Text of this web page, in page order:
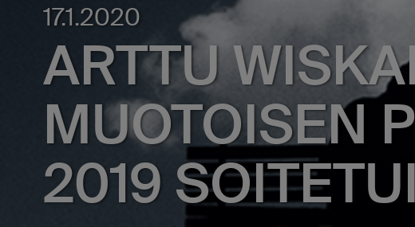
17.1.2020
ARTTU
MUOTOISEN
2019